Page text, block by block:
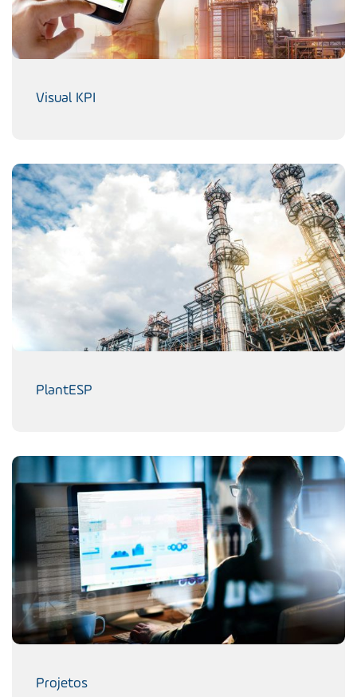
Visual KPI
PlantESP
Projetos